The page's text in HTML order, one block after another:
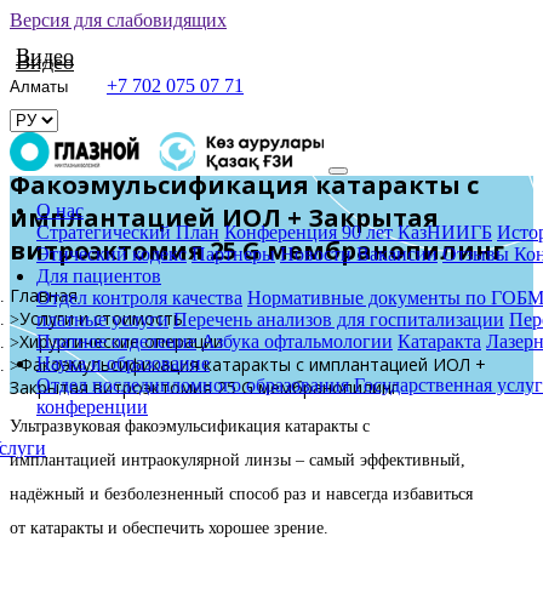
Версия для слабовидящих
Видео
Видео
+7 702 075 07 71
О нас
Стратегический План Конференция 90 лет КазНИИГБ
Этический кодекс Партнеры НовостиВакансии Отзывы
Для пациентов
Отдел контроля качества Нормативные документы по
платные услуги Перечень анализов для госпитализации
Платное отделение Азбука офтальмологии Катаракта
Наука и образование
Отдел последипломного образованияГосударственная
конференции
Факоэмульсификация катаракты с
имплантацией ИОЛ + Закрытая
витроэктомия 25 G мембранопилинг
Главная
Услуги и стоимость
Хирургические операции
Факоэмульсификация катаракты с имплантацией ИОЛ +
Закрытая витроэктомия 25 G мембранопилинг
Ультразвуковая факоэмульсификация катаракты с
имплантацией интраокулярной линзы – самый эффективный,
надёжный и безболезненный способ раз и навсегда избавиться
от катаракты и обеспечить хорошее зрение.